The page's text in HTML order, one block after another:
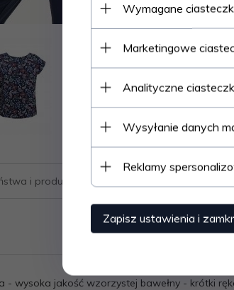
i produktów
- wysoka jakość wzorzystej bawełny - krótki
Wymagane
Marketingowe
Analityczne
Wysyłanie danych
Reklamy
Zapisz ustawienia i